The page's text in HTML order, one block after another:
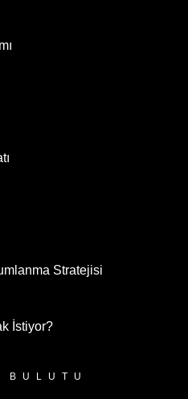
Stratejisi
İstiyor?
BULUTU